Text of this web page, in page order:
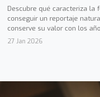
Descubre qué caracteriza la
conseguir un reportaje
conserve su valor con los
27 Jan 2026